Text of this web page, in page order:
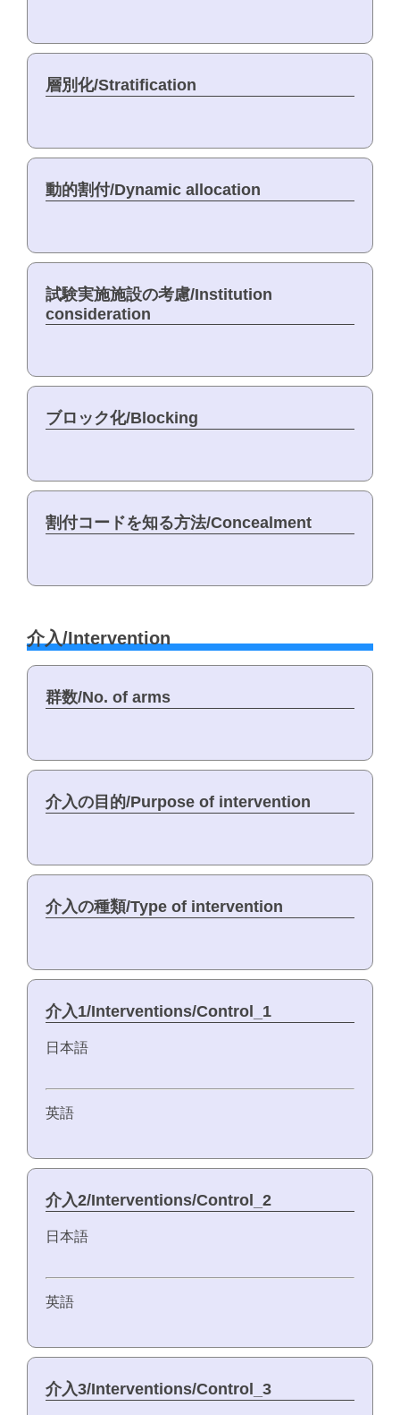
層別化/Stratification
動的割付/Dynamic allocation
試験実施施設の考慮/Institution
consideration
ブロック化/Blocking
割付コードを知る方法/Concealment
介入/Intervention
群数/No. of arms
介入の目的/Purpose of intervention
介入の種類/Type of intervention
介入1/Interventions/Control_1
日本語
英語
介入2/Interventions/Control_2
日本語
英語
介入3/Interventions/Control_3